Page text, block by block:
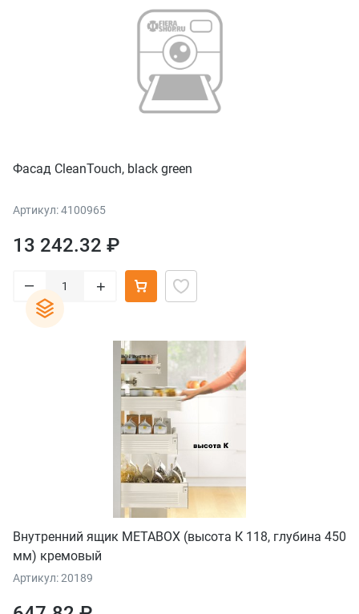
Фасад CleanTouch, black green
Артикул: 4100965
13 242.32 ₽
– +
Внутренний ящик METABOX (высота К 118, глубина 450
мм) кремовый
Артикул: 20189